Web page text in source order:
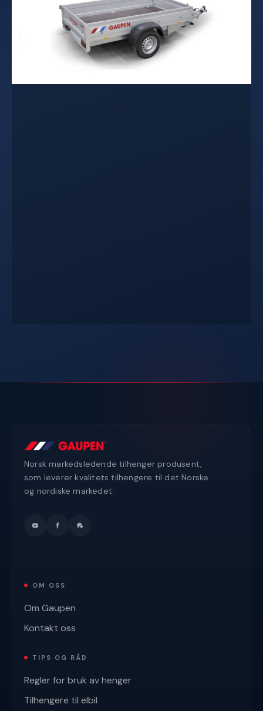
Norsk markedsledende tilhenger produsent,
som leverer kvalitets tilhengere til det Norske
og nordiske markedet.
OM OSS
Om Gaupen
Kontakt oss
TIPS OG RÅD
Regler for bruk av henger
Tilhengere til elbil